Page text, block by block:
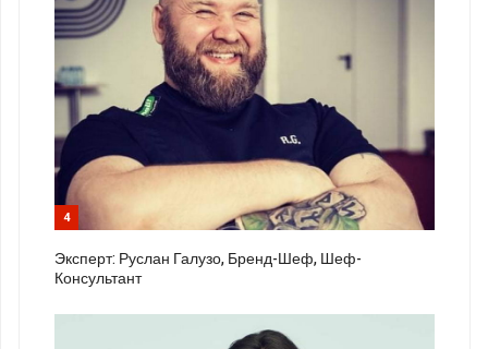
4
Эксперт: Руслан Галузо, Бренд-Шеф, Шеф-
Консультант